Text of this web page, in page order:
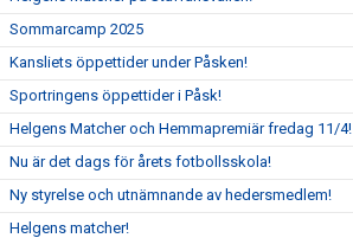
Sommarcamp 2025
Kansliets öppettider under Påsken!
Sportringens öppettider i Påsk!
Helgens Matcher och Hemmapremiär fredag 11/4!
Nu är det dags för årets fotbollsskola!
Ny styrelse och utnämnande av hedersmedlem!
Helgens matcher!